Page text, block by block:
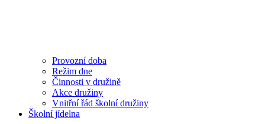
Provozní doba
Režim dne
Činnosti v družině
Akce družiny
Vnitřní řád školní družiny
Školní jídelna